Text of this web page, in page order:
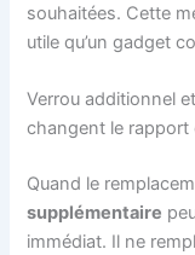
souhaitées. Cette
utile qu’un gadget
Verrou additionnel
changent le
Quand le
supplémentaire
immédiat. Il ne